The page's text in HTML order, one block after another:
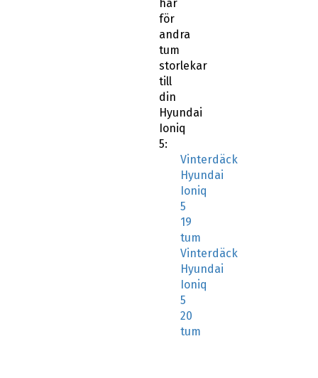
andra
tum
storlekar
till
din
Hyundai
Ioniq
5:
Vinterdäck
Ioniq
5
19
tum
Vinterdäck
Hyundai
Ioniq
5
20
tum